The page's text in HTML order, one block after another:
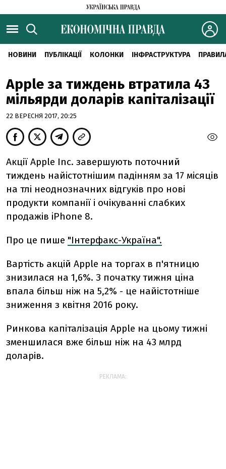
НОВИНИ ПУБЛІКАЦІЇ КОЛОНКИ ІНФРАСТРУКТУРА
Apple за тиждень втратила 43
мільярди доларів капіталізації
22 ВЕРЕСНЯ 2017, 20:25
Акції Apple Inc. завершують поточний
тиждень найістотнішим падінням за 17 місяців
на тлі неоднозначних відгуків про нові
продукти компанії і очікуванні слабких
продажів iPhone 8.
Про це пише "Інтерфакс-Україна".
Вартість акцій Apple на торгах в п'ятницю
знизилася на 1,6%. З початку тижня ціна
впала більш ніж на 5,2% - це найістотніше
зниження з квітня 2016 року.
Ринкова капіталізація Apple на цьому тижні
зменшилася вже більш ніж на 43 млрд
доларів.
РЕКЛАМА: